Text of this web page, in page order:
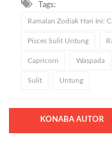
Tags:
Ramalan Zodiak Hari Ini:
Pisces Sulit Untung
Capricorn Waspada
Sulit Untung
KONABA AUTOR